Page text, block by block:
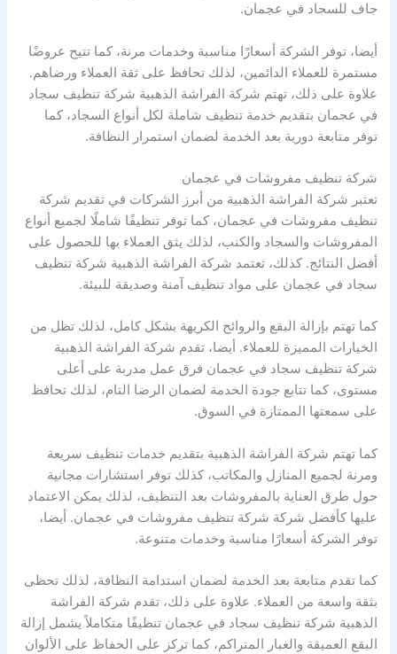
جاف للسجاد في عجمان.
أيضا، توفر الشركة أسعارًا مناسبة وخدمات مرنة، كما تتيح عروضًا
مستمرة للعملاء الدائمين، لذلك تحافظ على ثقة العملاء ورضاهم.
علاوة على ذلك، تهتم شركة الفراشة الذهبية شركة تنظيف سجاد
في عجمان بتقديم خدمة تنظيف شاملة لكل أنواع السجاد، كما
توفر متابعة دورية بعد الخدمة لضمان استمرار النظافة.
شركة تنظيف مفروشات في عجمان
تعتبر شركة الفراشة الذهبية من أبرز الشركات في تقديم شركة
تنظيف مفروشات في عجمان، كما توفر تنظيفًا شاملًا لجميع أنواع
المفروشات والسجاد والكنب، لذلك يثق العملاء بها للحصول على
أفضل النتائج. كذلك، تعتمد شركة الفراشة الذهبية شركة تنظيف
سجاد في عجمان على مواد تنظيف آمنة وصديقة للبيئة.
كما تهتم بإزالة البقع والروائح الكريهة بشكل كامل، لذلك تظل من
الخيارات المميزة للعملاء. أيضا، تقدم شركة الفراشة الذهبية
شركة تنظيف سجاد في عجمان فرق عمل مدربة على أعلى
مستوى، كما تتابع جودة الخدمة لضمان الرضا التام، لذلك تحافظ
على سمعتها الممتازة في السوق.
كما تهتم شركة الفراشة الذهبية بتقديم خدمات تنظيف سريعة
ومرنة لجميع المنازل والمكاتب، كذلك توفر استشارات مجانية
حول طرق العناية بالمفروشات بعد التنظيف، لذلك يمكن الاعتماد
عليها كأفضل شركة شركة تنظيف مفروشات في عجمان. أيضا،
توفر الشركة أسعارًا مناسبة وخدمات متنوعة.
كما تقدم متابعة بعد الخدمة لضمان استدامة النظافة، لذلك تحظى
بثقة واسعة من العملاء. علاوة على ذلك، تقدم شركة الفراشة
الذهبية شركة تنظيف سجاد في عجمان تنظيفًا متكاملاً يشمل إزالة
البقع العميقة والغبار المتراكم، كما تركز على الحفاظ على الألوان